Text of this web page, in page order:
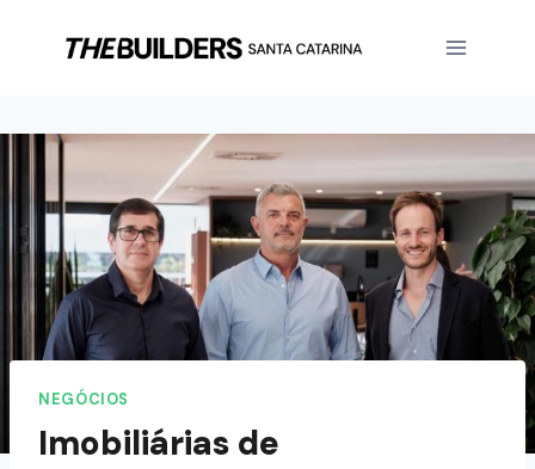
NEGÓCIOS
Imobiliárias de